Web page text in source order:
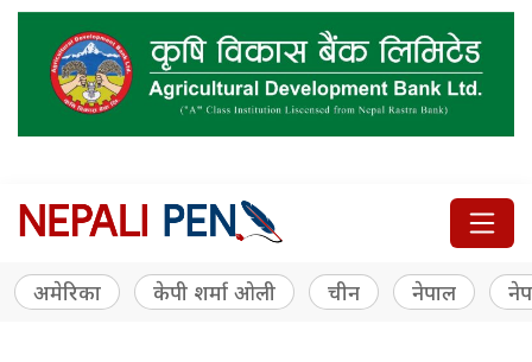
अमेरिका केपी शर्मा ओली चीन नेपाल